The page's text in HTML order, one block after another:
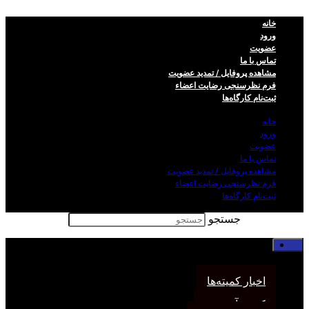
خانه
ورود
عضویت
تماس با ما
مشاهده پروفایل / تمدید عضویت
فرم نظر‌سنجی رضایت اعضاء
ثبت‌نام کارگاه‌ها
خانه
ورود
عضویت
تماس با ما
مشاهده پروفایل / تمدید عضویت
فرم نظر‌سنجی رضایت اعضاء
ثبت‌نام کارگاه‌ها
جستجو
اخبار کمیته‌ها
کمیته آموزش